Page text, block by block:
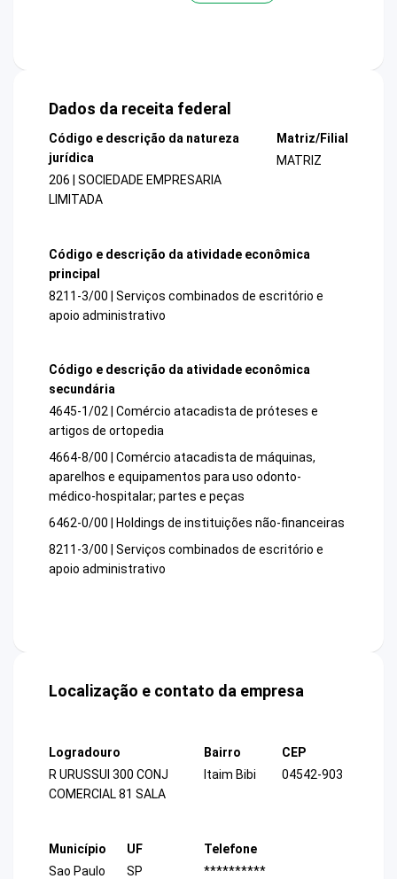
Dados da receita federal
Código e descrição da natureza
jurídica
206 | SOCIEDADE EMPRESARIA
LIMITADA
Matriz/Filial
MATRIZ
Código e descrição da atividade econômica
principal
8211-3/00 | Serviços combinados de escritório e
apoio administrativo
Código e descrição da atividade econômica
secundária
4645-1/02 | Comércio atacadista de próteses e
artigos de ortopedia
4664-8/00 | Comércio atacadista de máquinas,
aparelhos e equipamentos para uso odonto-
médico-hospitalar; partes e peças
6462-0/00 | Holdings de instituições não-financeiras
8211-3/00 | Serviços combinados de escritório e
apoio administrativo
Localização e contato da empresa
Logradouro
R URUSSUI 300 CONJ
COMERCIAL 81 SALA
Bairro
Itaim Bibi
CEP
04542-903
Município
Sao Paulo
UF
SP
Telefone
**********